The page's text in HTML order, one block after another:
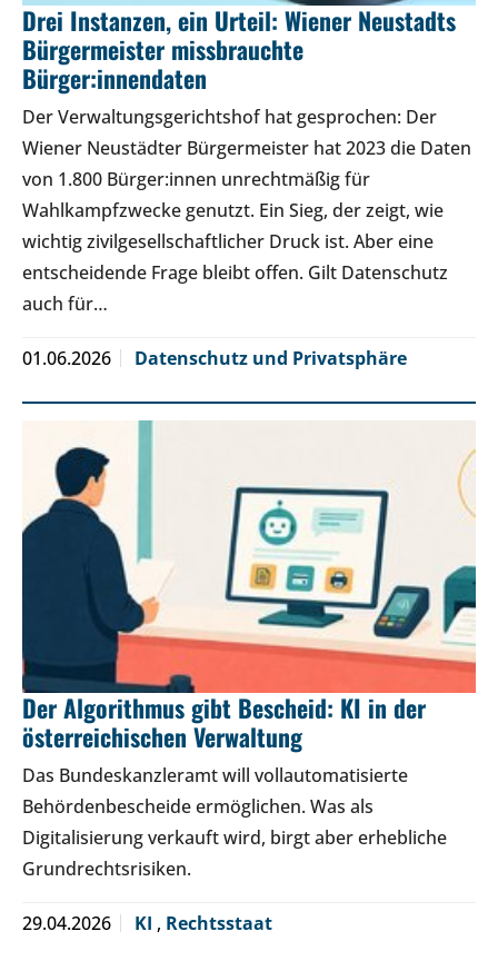
Drei Instanzen, ein Urteil: Wiener Neustadts
Bürgermeister missbrauchte
Bürger:innendaten
Der Verwaltungsgerichtshof hat gesprochen: Der
Wiener Neustädter Bürgermeister hat 2023 die Daten
von 1.800 Bürger:innen unrechtmäßig für
Wahlkampfzwecke genutzt. Ein Sieg, der zeigt, wie
wichtig zivilgesellschaftlicher Druck ist. Aber eine
entscheidende Frage bleibt offen. Gilt Datenschutz
auch für…
01.06.2026 Datenschutz und Privatsphäre
Der Algorithmus gibt Bescheid: KI in der
österreichischen Verwaltung
Das Bundeskanzleramt will vollautomatisierte
Behördenbescheide ermöglichen. Was als
Digitalisierung verkauft wird, birgt aber erhebliche
Grundrechtsrisiken.
29.04.2026 KI , Rechtsstaat